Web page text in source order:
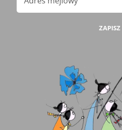
ZAPISZ